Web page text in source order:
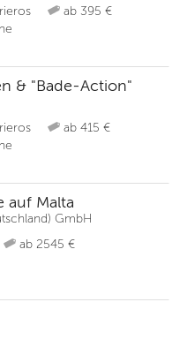
ab 395 €
& "Bade-Action"
ab 415 €
auf Malta
GmbH
ab 2545 €